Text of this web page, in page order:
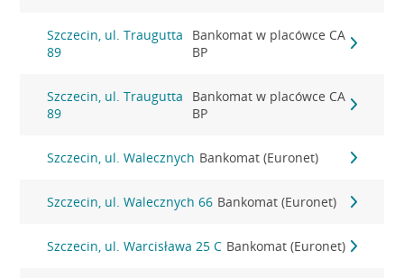
Szczecin, ul. Traugutta
89
Bankomat w placówce CA
BP
Szczecin, ul. Traugutta
89
Bankomat w placówce CA
BP
Szczecin, ul. Walecznych Bankomat (Euronet)
Szczecin, ul. Walecznych 66 Bankomat (Euronet)
Szczecin, ul. Warcisława 25 C Bankomat (Euronet)